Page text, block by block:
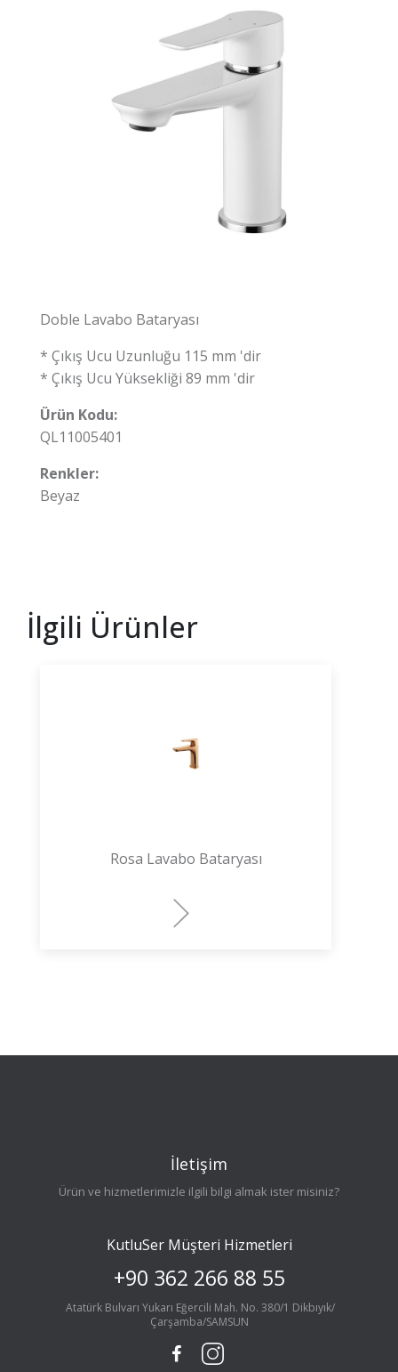
Doble Lavabo Bataryası
* Çıkış Ucu Uzunluğu 115 mm 'dir
* Çıkış Ucu Yüksekliği 89 mm 'dir
Ürün Kodu:
QL11005401
Renkler:
Beyaz
İlgili Ürünler
Rosa Lavabo Bataryası
İletişim
Ürün ve hizmetlerimizle ilgili bilgi almak ister misiniz?
KutluSer Müşteri Hizmetleri
+90 362 266 88 55
Atatürk Bulvarı Yukarı Eğercili Mah. No. 380/1 Dikbıyık/
Çarşamba/SAMSUN